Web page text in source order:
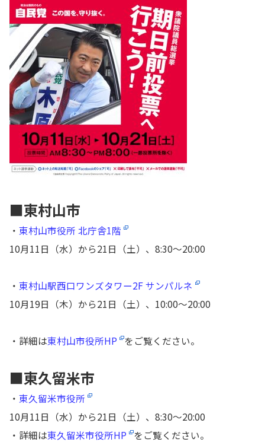
■東村山市
・ 東村山市役所 北庁舎1階
10月11日（水）から21日（土）、8:30〜20:00
・ 東村山駅西口ワンズタワー2F サンパルネ
10月19日（木）から21日（土）、10:00〜20:00
・詳細は東村山市役所HP をご覧ください。
■東久留米市
・ 東久留米市役所
10月11日（水）から21日（土）、8:30〜20:00
・詳細は東久留米市役所HP をご覧ください。